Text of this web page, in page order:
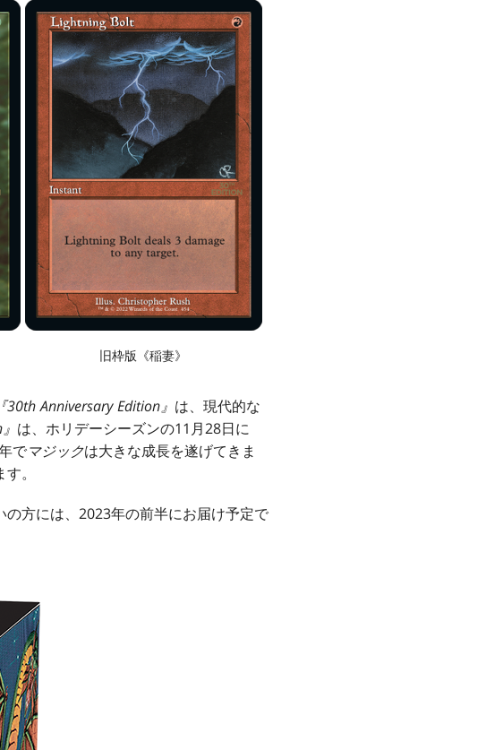
旧枠版《稲妻》
『30th Anniversary Edition』 は、現代的な
』 は、ホリデーシーズンの11月28日に
でマジックは大きな成長を遂げてきま
。
方には、2023年の前半にお届け予定で